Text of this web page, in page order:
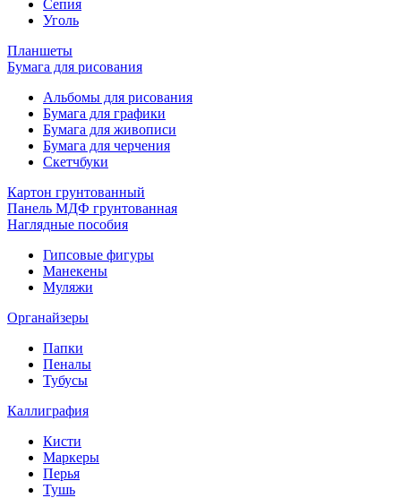
Сепия
Уголь
Планшеты
Бумага для рисования
Альбомы для рисования
Бумага для графики
Бумага для живописи
Бумага для черчения
Скетчбуки
Картон грунтованный
Панель МДФ грунтованная
Наглядные пособия
Гипсовые фигуры
Манекены
Муляжи
Органайзеры
Папки
Пеналы
Тубусы
Каллиграфия
Кисти
Маркеры
Перья
Тушь